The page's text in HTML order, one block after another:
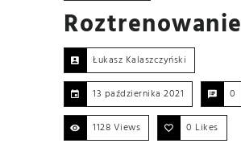
Roztrenowanie
Łukasz Kalaszczyński
13 października 2021 0
1128 Views 0 Likes